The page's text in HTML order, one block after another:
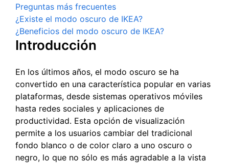
Preguntas más frecuentes
¿Existe el modo oscuro de IKEA?
¿Beneficios del modo oscuro de IKEA?
Introducción
En los últimos años, el modo oscuro se ha
convertido en una característica popular en varias
plataformas, desde sistemas operativos móviles
hasta redes sociales y aplicaciones de
productividad. Esta opción de visualización
permite a los usuarios cambiar del tradicional
fondo blanco o de color claro a uno oscuro o
negro, lo que no sólo es más agradable a la vista